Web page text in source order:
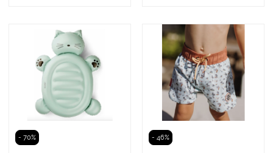
- 70% - 46%